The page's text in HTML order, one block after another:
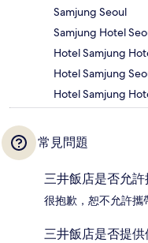
Samjung Seoul
Samjung Hotel
Hotel Samjung
Hotel Samjung
Hotel Samjung
常見問題
三井飯店是否允許
很抱歉，恕不允許攜
三井飯店是否提供